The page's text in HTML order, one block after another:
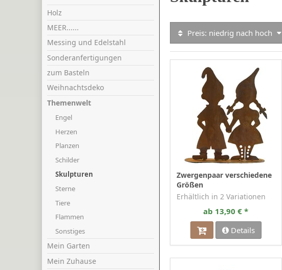
Holz
MEER......
Messing und Edelstahl
Sonderanfertigungen
zum Basteln
Weihnachtsdeko
Themenwelt
Engel
Herzen
Planzen
Schilder
Skulpturen
Sterne
Tiere
Flammen
Sonstiges
Mein Garten
Mein Zuhause
Preis: niedrig nach hoch
Zwergenpaar verschiedene
Größen
Erhältlich in 2 Variationen
ab 13,90 € *
Details